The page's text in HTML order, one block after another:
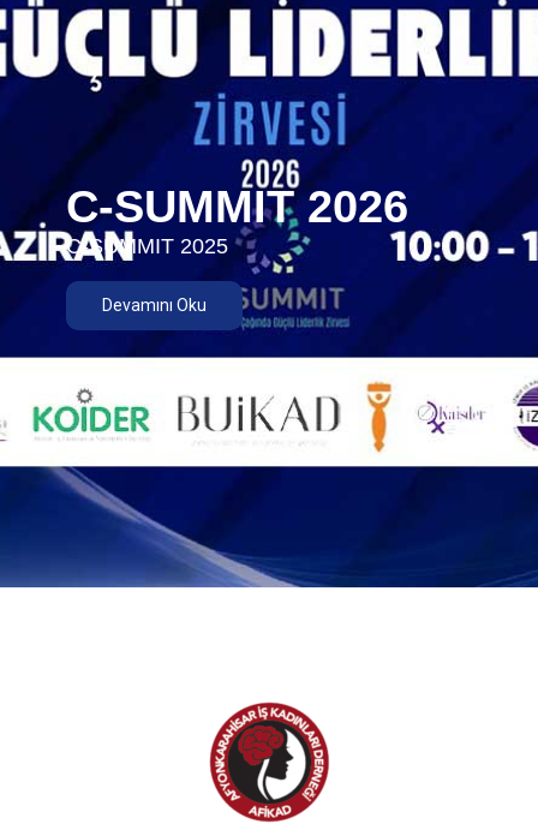
C-SUMMIT 2026
C-SUMMIT 2025
Devamını Oku